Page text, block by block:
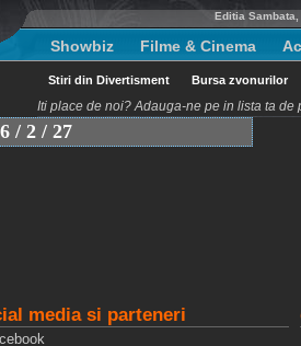
Editia
Showbiz Filme & Cinema
Stiri din Divertisment Bursa zvonurilor
Iti place de noi? Adauga-ne pe in lista ta de
/ 2 / 27
media si parteneri